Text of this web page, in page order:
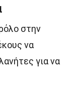
στην
να
για να